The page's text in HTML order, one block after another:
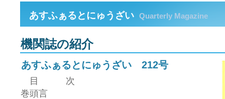
あすふぁるとにゅうざい Quarterly Magazine
機関誌の紹介
あすふぁるとにゅうざい 212号
目 次
巻頭言